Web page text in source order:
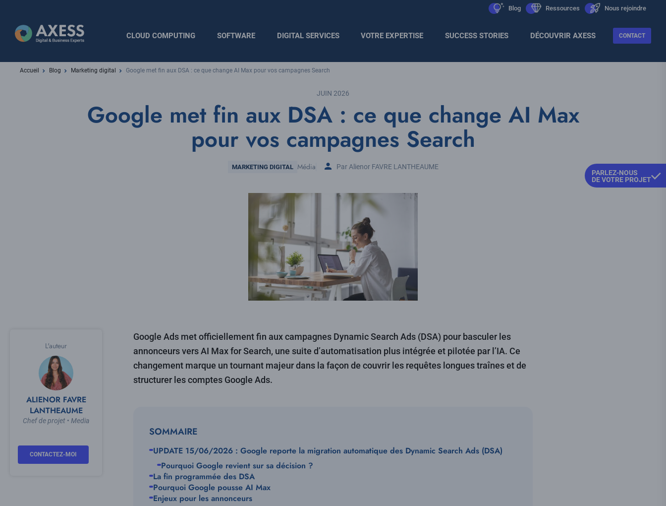
contenu
principal
Blog
icon Ressources
icon Nous rejoindre
icon
principale
CLOUD COMPUTING SOFTWARE DIGITAL SERVICES VOTRE EXPERTISE SUCCESS STORIES DÉCOUVRIR AXESS CONTACT
Accueil Blog Marketing digital Google met fin aux DSA : ce que change AI Max pour vos campagnes Search
JUIN 2026
Google met fin aux DSA : ce que change AI Max
pour vos campagnes Search
Thématique
MARKETING DIGITAL Tags
Média Par Alienor FAVRE LANTHEAUME
L'auteur
ALIENOR FAVRE
LANTHEAUME
Chef de projet • Media
CONTACTEZ-MOI
Google Ads met officiellement fin aux campagnes Dynamic Search Ads (DSA) pour basculer les
annonceurs vers AI Max for Search, une suite d’automatisation plus intégrée et pilotée par l’IA. Ce
changement marque un tournant majeur dans la façon de couvrir les requêtes longues traînes et de
structurer les comptes Google Ads.
SOMMAIRE
UPDATE 15/06/2026 : Google reporte la migration automatique des Dynamic Search Ads (DSA)
Pourquoi Google revient sur sa décision ?
La fin programmée des DSA
Pourquoi Google pousse AI Max
Enjeux pour les annonceurs
PARLEZ-NOUS
DE VOTRE PROJET